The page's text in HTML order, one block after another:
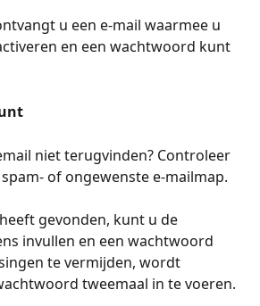
u een e-mail waarmee u
en een wachtwoord kunt
niet terugvinden? Controleer
of ongewenste e-mailmap.
gevonden, kunt u de
invullen en een wachtwoord
te vermijden, wordt
tweemaal in te voeren.